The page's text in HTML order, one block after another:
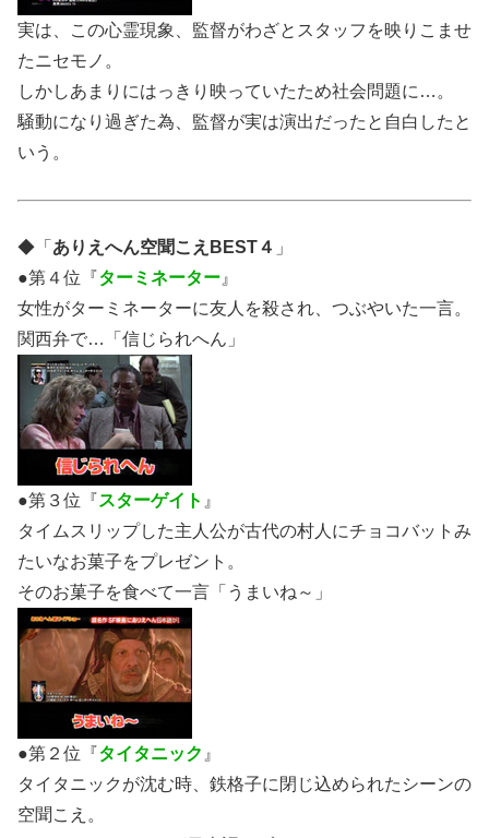
実は、この心霊現象
、監督がわざとスタッフを映りこませ
たニセモノ。
しかしあまりにはっきり映っていたため社会問題に…。
騒動になり過ぎた為、監督が実は演出だったと自白したと
いう。
◆「 ありえへん空聞こえBEST４ 」
●第４位『ターミネーター 』
女性がターミネーターに友人を殺され、つぶやいた一言。
関西弁で…「信じられへん」
●第３位『スターゲイト 』
タイムスリップした主人公が古代の村人にチョコバットみ
たいなお菓子をプレゼント。
そのお菓子を食べて一言「うまいね～」
●第２位『タイタニック 』
タイタニックが沈む時、鉄格子に閉じ込められたシーンの
空聞こえ。